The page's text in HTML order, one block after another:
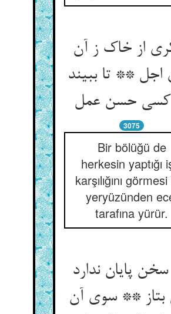
از خاک ز آن
** تا ببیند
3075
Bir bölüğü de
herkesin yaptığı
karşılığını
yeryüzünden
tarafına yürür.
پایان ندارد
بتاز ** سوی آن